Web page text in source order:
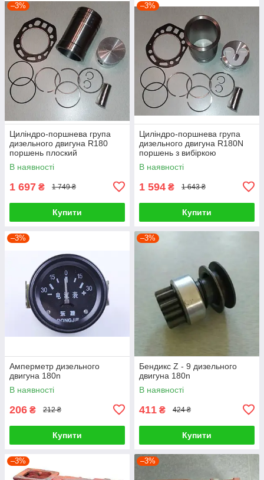
–3%
Циліндро-поршнева група
дизельного двигуна R180
поршень плоский
В наявності
1 697 ₴ 1 749 ₴
Купити
–3%
Циліндро-поршнева група
дизельного двигуна R180N
поршень з вибіркою
В наявності
1 594 ₴ 1 643 ₴
Купити
–3%
Амперметр дизельного
двигуна 180n
В наявності
206 ₴ 212 ₴
Купити
–3%
Бендикс Z - 9 дизельного
двигуна 180n
В наявності
411 ₴ 424 ₴
Купити
–3% –3%